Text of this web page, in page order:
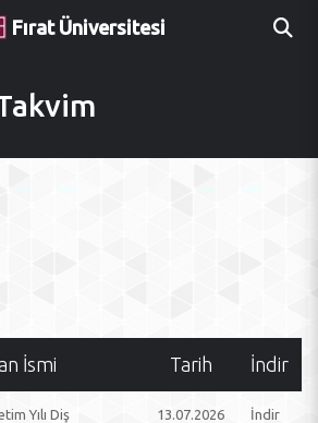
Fırat Üniversitesi
İsmi Tarih İndir
Yılı Diş
13.07.2026 İndir